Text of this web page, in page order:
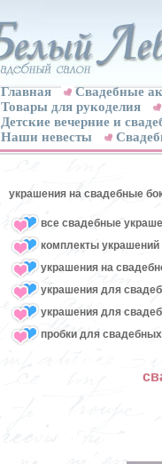
Главная
Свадебные
Товары для рукоделия
Детские вечерние и
Наши невесты
украшения на свадебные
все свадебные
комплекты
украшения на
украшения для
украшения для
пробки для